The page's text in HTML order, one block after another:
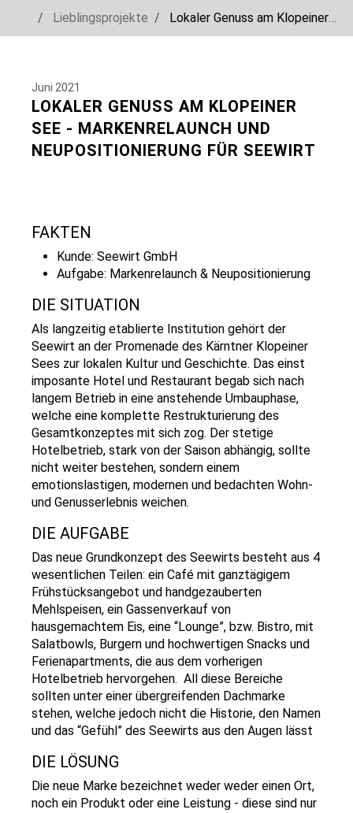
Lieblingsprojekte
Lokaler Genuss am Klopeiner See - Markenrelaunch und Neupositionierung für Seewirt
Juni 2021
LOKALER GENUSS AM KLOPEINER
SEE - MARKENRELAUNCH UND
NEUPOSITIONIERUNG FÜR SEEWIRT
FAKTEN
Kunde: Seewirt GmbH
Aufgabe: Markenrelaunch & Neupositionierung
DIE SITUATION
Als langzeitig etablierte Institution gehört der
Seewirt an der Promenade des Kärntner Klopeiner
Sees zur lokalen Kultur und Geschichte. Das einst
imposante Hotel und Restaurant begab sich nach
langem Betrieb in eine anstehende Umbauphase,
welche eine komplette Restrukturierung des
Gesamtkonzeptes mit sich zog. Der stetige
Hotelbetrieb, stark von der Saison abhängig, sollte
nicht weiter bestehen, sondern einem
emotionslastigen, modernen und bedachten Wohn-
und Genusserlebnis weichen.
DIE AUFGABE
Das neue Grundkonzept des Seewirts besteht aus 4
wesentlichen Teilen: ein Café mit ganztägigem
Frühstücksangebot und handgezauberten
Mehlspeisen, ein Gassenverkauf von
hausgemachtem Eis, eine “Lounge”, bzw. Bistro, mit
Salatbowls, Burgern und hochwertigen Snacks und
Ferienapartments, die aus dem vorherigen
Hotelbetrieb hervorgehen. All diese Bereiche
sollten unter einer übergreifenden Dachmarke
stehen, welche jedoch nicht die Historie, den Namen
und das “Gefühl” des Seewirts aus den Augen lässt
DIE LÖSUNG
Die neue Marke bezeichnet weder weder einen Ort,
noch ein Produkt oder eine Leistung - diese sind nur